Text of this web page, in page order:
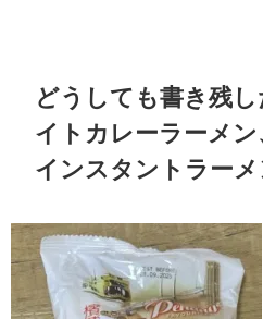
どうしても書き残
イトカレーラーメ
インスタントラーメ